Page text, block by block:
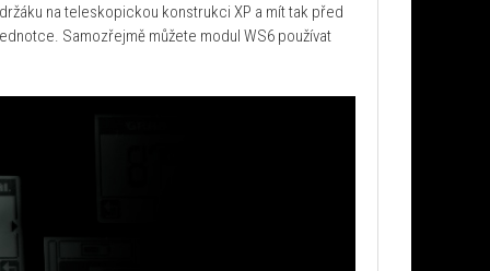
na teleskopickou konstrukci XP a mít tak před
Samozřejmě můžete modul WS6 používat